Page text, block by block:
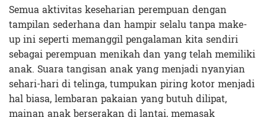
Semua aktivitas keseharian perempuan dengan
tampilan sederhana dan hampir selalu tanpa make-
up ini seperti memanggil pengalaman kita sendiri
sebagai perempuan menikah dan yang telah memiliki
anak. Suara tangisan anak yang menjadi nyanyian
sehari-hari di telinga, tumpukan piring kotor menjadi
hal biasa, lembaran pakaian yang butuh dilipat,
mainan anak berserakan di lantai, memasak